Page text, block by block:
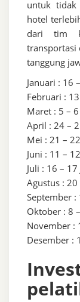
untuk tidak
hotel
dari tim
transportasi
tanggung
Januari : 16
Februari :
Maret : 5 –
April : 24 –
Mei : 21 –
Juni : 11 –
Juli : 16 –
Agustus :
September :
Oktober : 8
November :
Desember :